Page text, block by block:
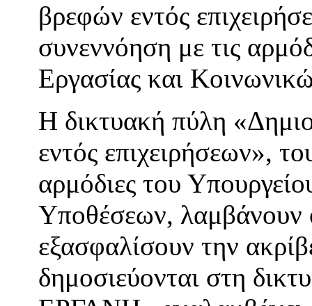
βρεφών εντός
συνεννόηση με τις
Εργασίας και
Η δικτυακή πύλη
εντός επιχειρήσεων»,
αρμόδιες του
Υποθέσεων, λαμβάνουν
εξασφαλίσουν την
δημοσιεύονται στη